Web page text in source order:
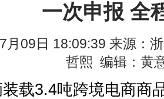
一次申报 全
月09日 18:09:39 来源：
哲熙 编辑：黄
载3.4吨跨境电商商